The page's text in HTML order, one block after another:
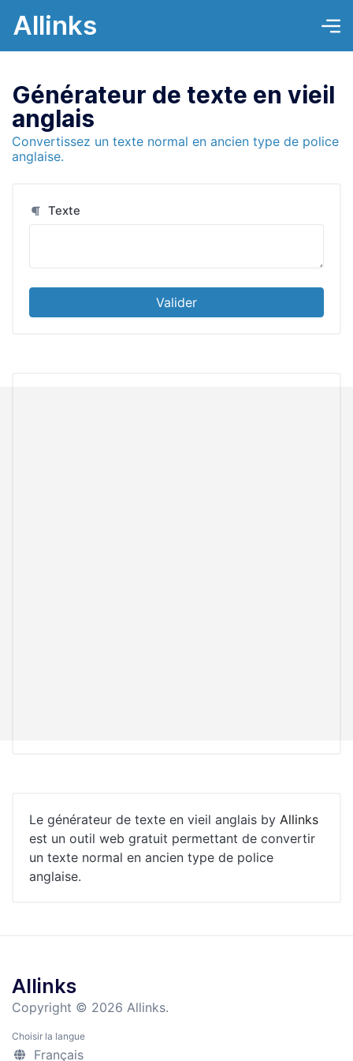
Allinks
Générateur de texte en vieil
anglais
Convertissez un texte normal en ancien type de police
anglaise.
Texte
Valider
Le générateur de texte en vieil anglais by Allinks
est un outil web gratuit permettant de convertir
un texte normal en ancien type de police
anglaise.
Allinks
Copyright © 2026 Allinks.
Choisir la langue
Français